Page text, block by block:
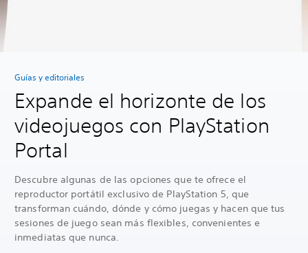
Guías y editoriales
Expande el horizonte de los
videojuegos con PlayStation
Portal
Descubre algunas de las opciones que te ofrece el
reproductor portátil exclusivo de PlayStation 5, que
transforman cuándo, dónde y cómo juegas y hacen que tus
sesiones de juego sean más flexibles, convenientes e
inmediatas que nunca.